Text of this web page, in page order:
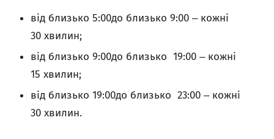
від близько 5:00до близько 9:00 ‒ кожні
30 хвилин;
від близько 9:00до близько 19:00 ‒ кожні
15 хвилин;
від близько 19:00до близько 23:00 ‒ кожні
30 хвилин.